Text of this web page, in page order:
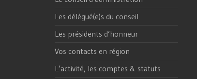
Les délégué(e)s du conseil
Les présidents d’honneur
Vos contacts en région
L’activité, les comptes & statuts